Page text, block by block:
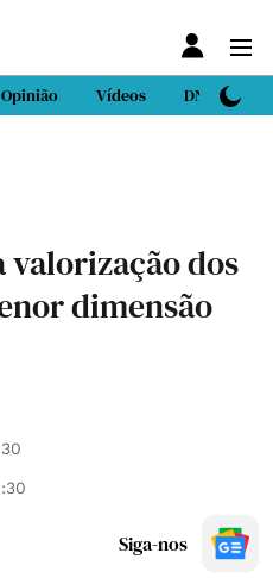
Opinião Vídeos DN Sport
dos
dimensão
Siga-nos